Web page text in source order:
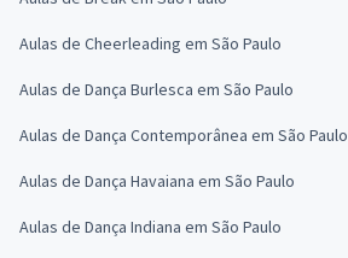
Aulas de Cheerleading em São Paulo
Aulas de Dança Burlesca em São Paulo
Aulas de Dança Contemporânea em São Paulo
Aulas de Dança Havaiana em São Paulo
Aulas de Dança Indiana em São Paulo